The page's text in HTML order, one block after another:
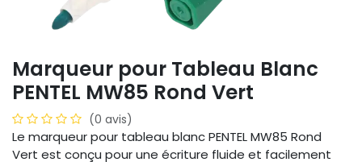
Marqueur pour Tableau Blanc
PENTEL MW85 Rond Vert
(0 avis)
Le marqueur pour tableau blanc PENTEL MW85 Rond
Vert est conçu pour une écriture fluide et facilement